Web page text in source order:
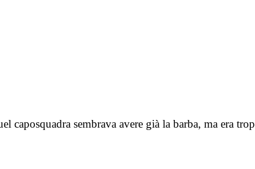
caposquadra sembrava avere già la barba, ma era